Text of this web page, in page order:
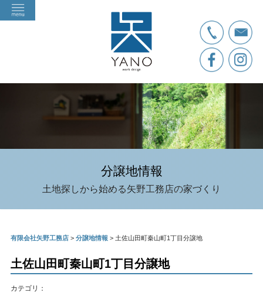
分譲地情報
土地探しから始める矢野工務店の家づくり
有限会社矢野工務店> 分譲地情報 > 土佐山田町秦山町1丁目分譲地
土佐山田町秦山町1丁目分譲地
カテゴリ：